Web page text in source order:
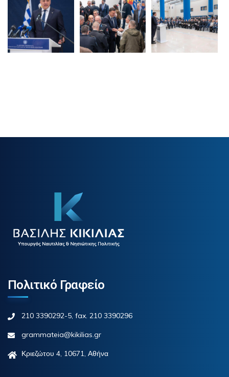
Πολιτικό Γραφείο
210 3390292-5, fax. 210 3390296
grammateia@kikilias.gr
Κριεζώτου 4, 10671, Αθήνα